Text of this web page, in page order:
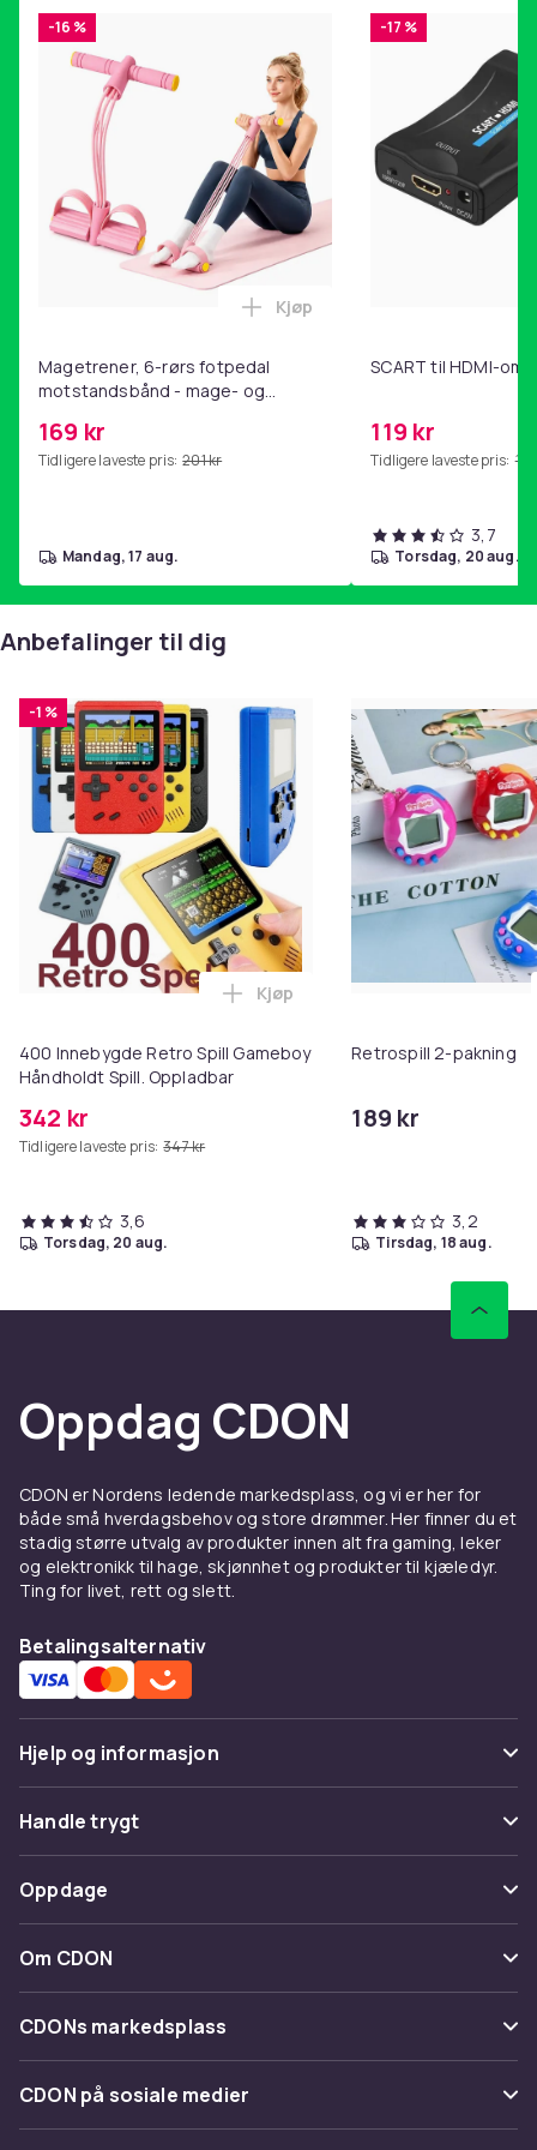
-16 %
Magetrener, 6-rørs fotpedal
motstandsbånd - mage- og
hjemmegymnastikk Pink
169 kr
Tidligere laveste pris: 201 kr
Legg Magetrener, 6-rørs
Kjøp
mandag, 17 aug.
-17 %
SCART til HDMI-
119 kr
Tidligere laveste pris:
3,7
torsdag, 20 aug.
Anbefalinger til dig
-1 %
400 Innebygde Retro Spill Gameboy
Håndholdt Spill. Oppladbar
342 kr
Tidligere laveste pris: 347 kr
Legg 400 Innebygde Retro
Kjøp
3,6
torsdag, 20 aug.
Retrospill 2-pakning
189 kr
3,2
tirsdag, 18 aug.
Oppdag CDON
CDON er Nordens ledende markedsplass, og vi er her for
både små hverdagsbehov og store drømmer. Her finner du et
stadig større utvalg av produkter innen alt fra gaming, leker
og elektronikk til hage, skjønnhet og produkter til kjæledyr.
Ting for livet, rett og slett.
Betalingsalternativ
Hjelp og informasjon
Vanlige spørsmål
Spor pakke
Angre & returner her
Kontakt oss
Handle trygt
Betaling
Levering
Tilbakekallinger
Oppdage
Kategorier
Varemerker
Om CDON
Om oss
Kundeanmeldelser
Jobbe på CDON
CDONs markedsplass
Merchant Help Center
CDON på sosiale medier